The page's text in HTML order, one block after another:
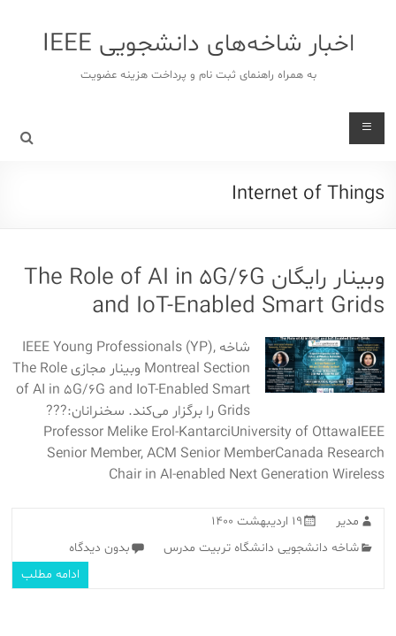
اخبار شاخه‌های دانشجویی IEEE
به همراه راهنمای ثبت نام و پرداخت هزینه عضویت
Internet of Things
وبینار رایگان The Role of AI in 5G/6G
and IoT-Enabled Smart Grids
شاخه IEEE Young Professionals (YP),
Montreal Section وبینار مجازی The Role
of AI in 5G/6G and IoT-Enabled Smart
Grids را برگزار می‌کند. سخنرانان:??‍?
Professor Melike Erol-KantarciUniversity of OttawaIEEE
Senior Member, ACM Senior MemberCanada Research
Chair in AI-enabled Next Generation Wireless
مدیر
۱۹ اردیبهشت ۱۴۰۰
شاخه دانشجویی دانشگاه تربیت مدرس
بدون دیدگاه
ادامه مطلب